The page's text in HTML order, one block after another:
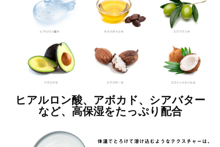
ヒアルロン酸、アボカド、シアバター
など、高保湿をたっぷり配合